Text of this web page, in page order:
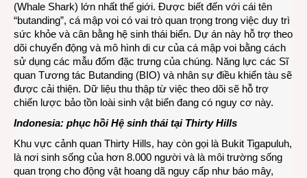
(Whale Shark) lớn nhất thế giới. Được biết đến với cái tên
“butanding”, cá mập voi có vai trò quan trọng trong việc duy trì
sức khỏe và cân bằng hệ sinh thái biển. Dự án này hỗ trợ theo
dõi chuyển động và mô hình di cư của cá mập voi bằng cách
sử dụng các mẫu đốm đặc trưng của chúng. Năng lực các Sĩ
quan Tương tác Butanding (BIO) và nhân sự điều khiển tàu sẽ
được cải thiện. Dữ liệu thu thập từ việc theo dõi sẽ hỗ trợ
chiến lược bảo tồn loài sinh vật biển đang có nguy cơ này.
Indonesia: phục hồi Hệ sinh thái tại Thirty Hills
Khu vực cảnh quan Thirty Hills, hay còn gọi là Bukit Tigapuluh,
là nơi sinh sống của hơn 8.000 người và là môi trường sống
quan trọng cho động vật hoang dã nguy cấp như báo mây,